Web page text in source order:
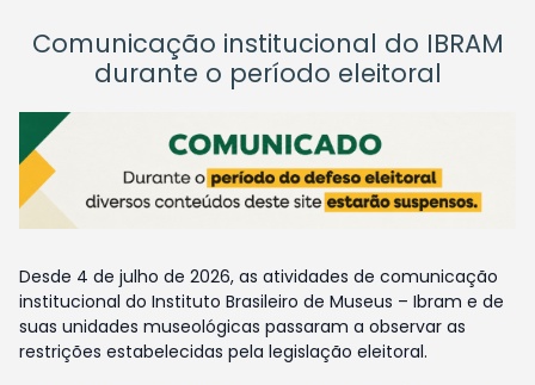
Comunicação institucional do IBRAM
durante o período eleitoral
Desde 4 de julho de 2026, as atividades de comunicação
institucional do Instituto Brasileiro de Museus – Ibram e de
suas unidades museológicas passaram a observar as
restrições estabelecidas pela legislação eleitoral.